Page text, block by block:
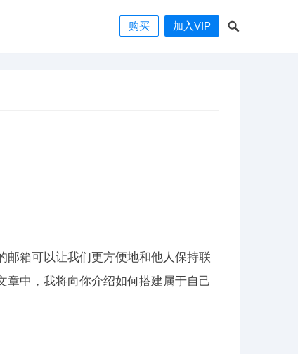
购买 加入VIP
邮箱可以让我们更方便地和他人保持联
章中，我将向你介绍如何搭建属于自己